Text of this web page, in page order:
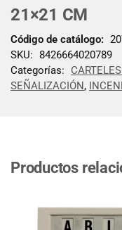
21×21 CM
Código de catálogo:
SKU: 8426664020789
Categorías:
SEÑALIZACIÓN,
Productos